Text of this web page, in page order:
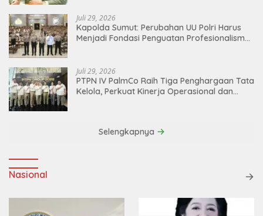
Juli 29, 2026
Kapolda Sumut: Perubahan UU Polri Harus
Menjadi Fondasi Penguatan Profesionalisme
Juli 29, 2026
PTPN IV PalmCo Raih Tiga Penghargaan Tata
Kelola, Perkuat Kinerja Operasional dan
Selengkapnya
Nasional